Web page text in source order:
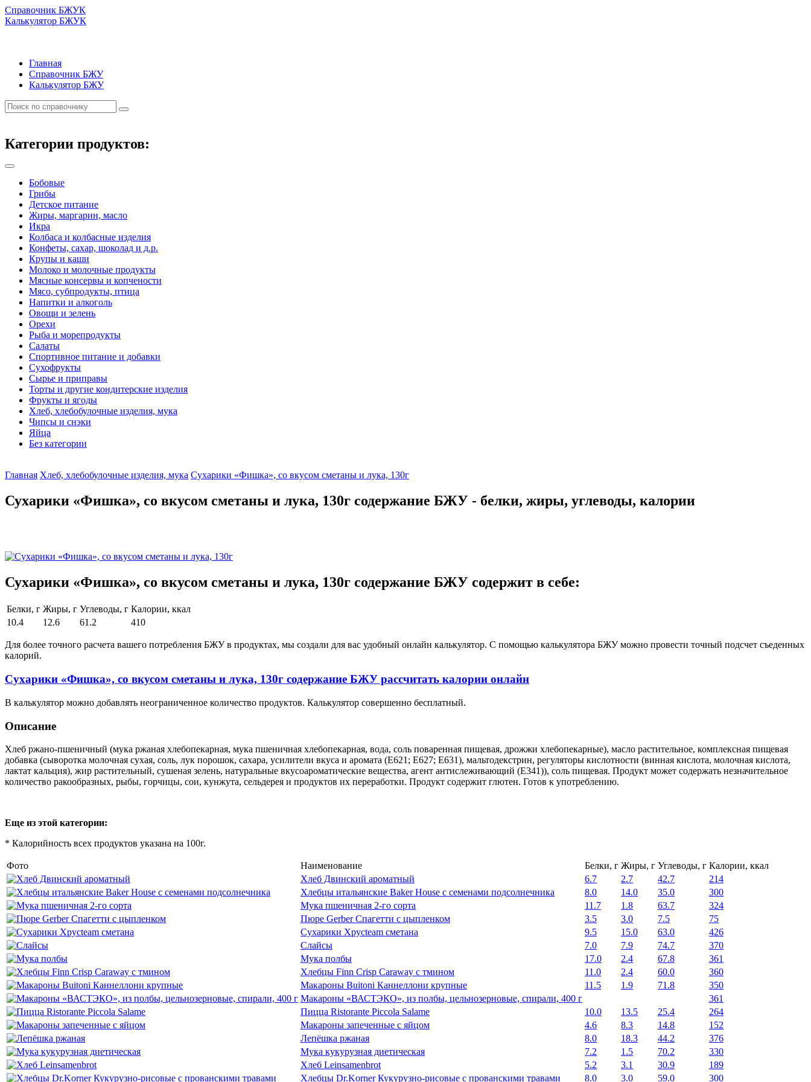
Справочник БЖУК
Калькулятор БЖУК
Главная
Справочник БЖУ
Калькулятор БЖУ
Категории продуктов:
Бобовые
Грибы
Детское питание
Жиры, маргарин, масло
Икра
Колбаса и колбасные изделия
Конфеты, сахар, шоколад и д.р.
Крупы и каши
Молоко и молочные продукты
Мясные консервы и копчености
Мясо, субпродукты, птица
Напитки и алкоголь
Овощи и зелень
Орехи
Рыба и морепродукты
Салаты
Спортивное питание и добавки
Сухофрукты
Сырье и приправы
Торты и другие кондитерские изделия
Фрукты и ягоды
Хлеб, хлебобулочные изделия, мука
Чипсы и снэки
Яйца
Без категории
Главная Хлеб, хлебобулочные изделия, мука Сухарики «Фишка», со вкусом сметаны и лука, 130г
Сухарики «Фишка», со вкусом сметаны и лука, 130г содержание БЖУ - белки, жиры, углеводы, калории
Сухарики «Фишка», со вкусом сметаны и лука, 130г содержание БЖУ содержит в себе:
Белки, г Жиры, г Углеводы, г Калории, ккал
10.4
12.6 61.2 410
Для более точного расчета вашего потребления БЖУ в продуктах, мы создали для вас удобный онлайн калькулятор. С помощью калькулятора БЖУ можно провести точный подсчет съеденных
калорий.
Сухарики «Фишка», со вкусом сметаны и лука, 130г содержание БЖУ рассчитать калории онлайн
В калькулятор можно добавлять неограниченное количество продуктов. Калькулятор совершенно бесплатный.
Описание
Хлеб ржано-пшеничный (мука ржаная хлебопекарная, мука пшеничная хлебопекарная, вода, соль поваренная пищевая, дрожжи хлебопекарные), масло растительное, комплексная пищевая
добавка (сыворотка молочная сухая, соль, лук порошок, сахара, усилители вкуса и аромата (Е621; Е627; Е631), мальтодекстрин, регуляторы кислотности (винная кислота, молочная кислота,
лактат кальция), жир растительный, сушеная зелень, натуральные вкусоароматические вещества, агент антислеживающий (Е341)), соль пищевая. Продукт может содержать незначительное
количество ракообразных, рыбы, горчицы, сои, кунжута, сельдерея и продуктов их переработки. Продукт содержит глютен. Готов к употреблению.
Еще из этой категории:
* Калорийность всех продуктов указана на 100г.
Фото Наименование Белки, г Жиры, г Углеводы, г Калории, ккал
Хлеб Двинский ароматный
6.7 2.7 42.7
214
Хлебцы итальянские Baker House с семенами подсолнечника
8.0 14.0 35.0
300
Мука пшеничная 2-го сорта
11.7 1.8 63.7
324
Пюре Gerber Спагетти с цыпленком
3.5 3.0 7.5
75
Сухарики Хрусteam сметана
9.5 15.0 63.0
426
Слайсы
7.0 7.9 74.7
370
Мука полбы
17.0 2.4 67.8
361
Хлебцы Finn Crisp Caraway с тмином
11.0 2.4 60.0
360
Макароны Buitoni Каннеллони крупные
11.5 1.9 71.8
350
Макароны «ВАСТЭКО», из полбы, цельнозерновые, спирали, 400 г
361
Пицца Ristorante Piccola Salame
10.0 13.5 25.4
264
Макароны запеченные с яйцом
4.6 8.3 14.8
152
Лепёшка ржаная
8.0 18.3 44.2
376
Мука кукурузная диетическая
7.2 1.5 70.2
330
Хлеб Leinsamenbrot
5.2 3.1 30.9
189
Хлебцы Dr.Korner Кукурузно-рисовые с прованскими травами
8.0 3.0 59.0 300